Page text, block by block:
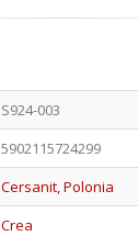
S924-003
5902115724299
Cersanit, Polonia
Crea